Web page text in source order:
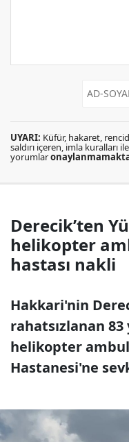
UYARI: Küfür, hakaret,
saldırı içeren, imla kuralları
yorumlar
Derecik’ten
helikopter
hastası nakli
Hakkari'nin
rahatsızlanan
helikopter
Hastanesi'ne